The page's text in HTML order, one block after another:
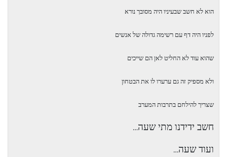
הוא לא חשב שבעיניו היה מסובך נורא
לפניו היה דף עם רשימה גדולה של אנשים
שהוא עוד לא החליט לאן הם שייכים
ולא מספיק זה גם ערערו לו את הבטחון
שצריך להילחם בתרבות המערב
חשב ידידנו מתי שעה…
ועוד שעה…